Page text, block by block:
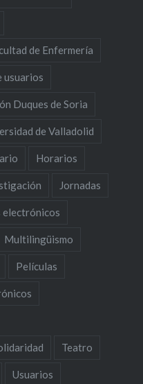
de Enfermería
usuarios
Duques de Soria
de Valladolid
Horarios
Jornadas
electrónicos
Multilingüismo
Películas
Teatro
Usuarios